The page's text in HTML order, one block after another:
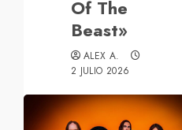
Of The
Beast»
ALEX A.
2 JULIO 2026